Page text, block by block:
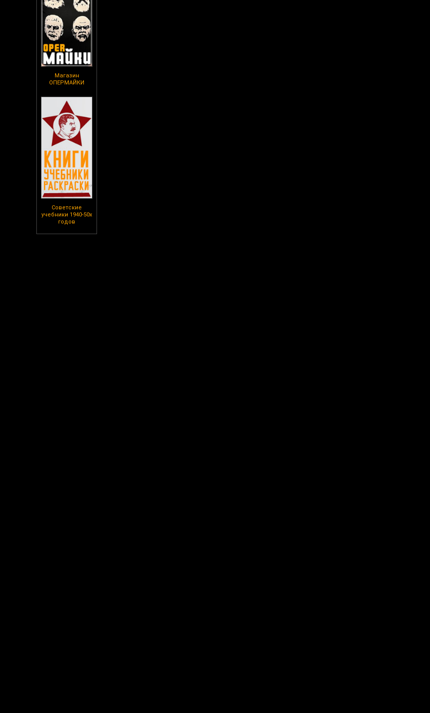
Магазин
ОПЕРМАЙКИ
Советские
учебники 1940-50х
годов